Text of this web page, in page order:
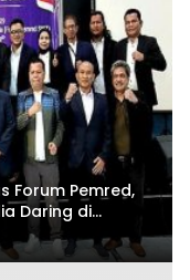
Forum Pemred,
Daring di